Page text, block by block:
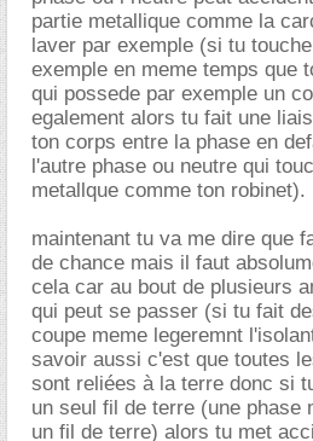
partie metallique comme la
laver par exemple (si tu
exemple en meme temps que
qui possede par exemple un
egalement alors tu fait une
ton corps entre la phase en
l'autre phase ou neutre qui
metallque comme ton robinet).
maintenant tu va me dire que
de chance mais il faut
cela car au bout de plusieurs
qui peut se passer (si tu fait
coupe meme legeremnt
savoir aussi c'est que toutes
sont reliées à la terre donc si
un seul fil de terre (une phase
un fil de terre) alors tu met